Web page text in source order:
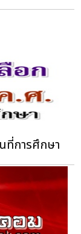
ที่การศึกษา